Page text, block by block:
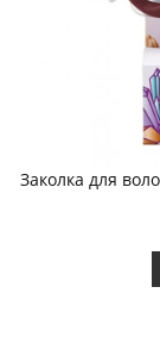
Заколка для